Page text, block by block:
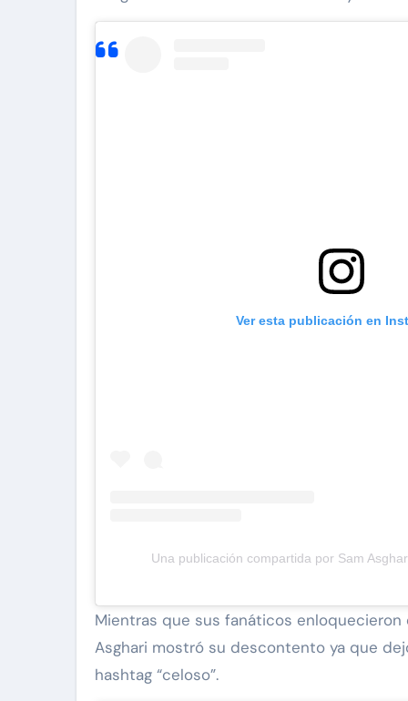
Ver esta publicación en
Una publicación compartida por Sam
Mientras que sus fanáticos
Asghari mostró su descontento ya que
hashtag “celoso”.